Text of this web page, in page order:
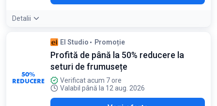
Detalii
50%
REDUCERE
El Studio Promoție
Profită de până la 50% reducere la
seturi de frumusețe
Verificat acum 7 ore
Valabil până la 12 aug. 2026